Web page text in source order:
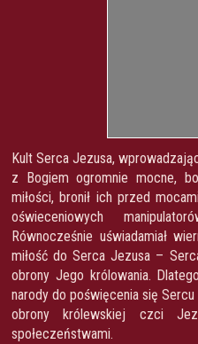
Kult Serca Jezusa,
z Bogiem ogromnie mocne,
miłości, bronił ich przed
oświeceniowych
Równocześnie uświadamiał
miłość do Serca Jezusa –
obrony Jego królowania.
narody do poświęcenia się
obrony królewskiej czci
społeczeństwami.